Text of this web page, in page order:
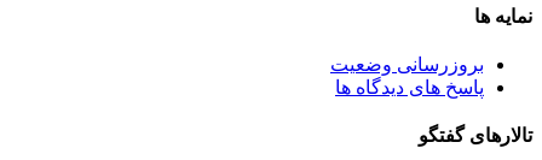
نمایه ها
بروزرسانی وضعیت
پاسخ های دیدگاه ها
تالارهای گفتگو